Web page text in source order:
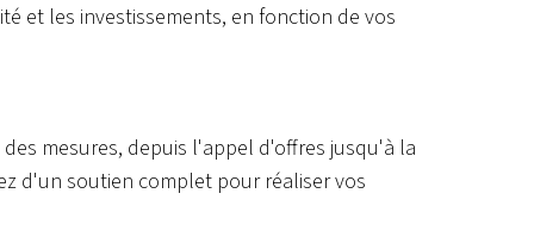
et les investissements, en fonction de vos
mesures, depuis l'appel d'offres jusqu'à la
d'un soutien complet pour réaliser vos